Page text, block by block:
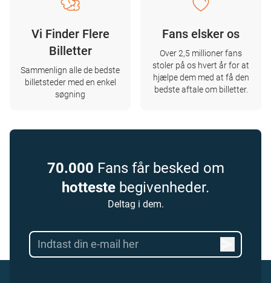
Vi Finder Flere
Billetter
Sammenlign alle de bedste
billetsteder med en enkel
søgning
Fans elsker os
Over 2,5 millioner fans
stoler på os hvert år for at
hjælpe dem med at få den
bedste aftale om billetter.
70.000 Fans får besked om
hotteste begivenheder.
Deltag i dem.